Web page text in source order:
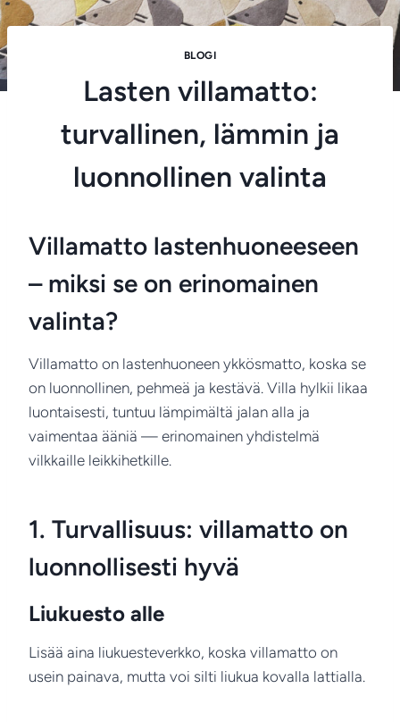
BLOGI
Lasten villamatto:
turvallinen, lämmin ja
luonnollinen valinta
Villamatto lastenhuoneeseen
– miksi se on erinomainen
valinta?
Villamatto on lastenhuoneen ykkösmatto, koska se
on luonnollinen, pehmeä ja kestävä. Villa hylkii likaa
luontaisesti, tuntuu lämpimältä jalan alla ja
vaimentaa ääniä — erinomainen yhdistelmä
vilkkaille leikkihetkille.
1. Turvallisuus: villamatto on
luonnollisesti hyvä
Liukuesto alle
Lisää aina liukuesteverkko, koska villamatto on
usein painava, mutta voi silti liukua kovalla lattialla.